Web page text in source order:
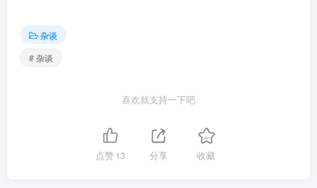
杂谈
# 杂谈
喜欢就支持一下吧
点赞13 分享 收藏